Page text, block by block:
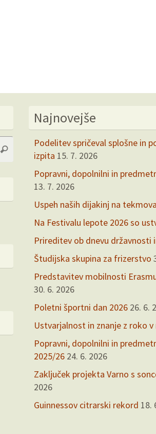
Search
Search
Najnovejše
Podelitev spričeval splošne in
izpita 15. 7. 2026
Popravni, dopolnilni in
13. 7. 2026
Uspeh naših dijakinj na
Na Festivalu lepote 2026 so
Prireditev ob dnevu državnosti
Študijska skupina za frizerstvo
Predstavitev mobilnosti
30. 6. 2026
Poletni športni dan 2026 26. 6.
Ustvarjalnost in znanje z roko
Popravni, dopolnilni in
2025/26 24. 6. 2026
Zaključek projekta Varno s
2026
Guinnessov citrarski rekord 18.